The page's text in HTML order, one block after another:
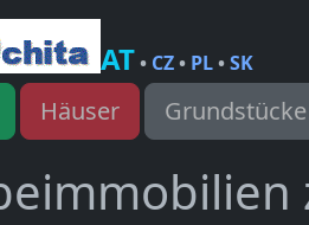
AT• CZ• PL•SK
Häuser Grundstücke